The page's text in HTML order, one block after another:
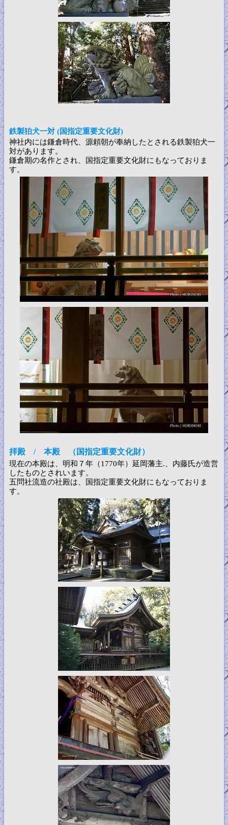
鉄製狛犬一対 (国指定重要文化財)
神社内には鎌倉時代、源頼朝が奉納したとされる鉄製狛犬一
対があります。
鎌倉期の名作とされ、国指定重要文化財にもなっておりま
す。
拝殿 / 本殿 （国指定重要文化財）
現在の本殿は、明和７年（1770年）延岡藩主.、内藤氏が造営
したものとされいます。
五問社流造の社殿は、国指定重要文化財にもなっておりま
す。